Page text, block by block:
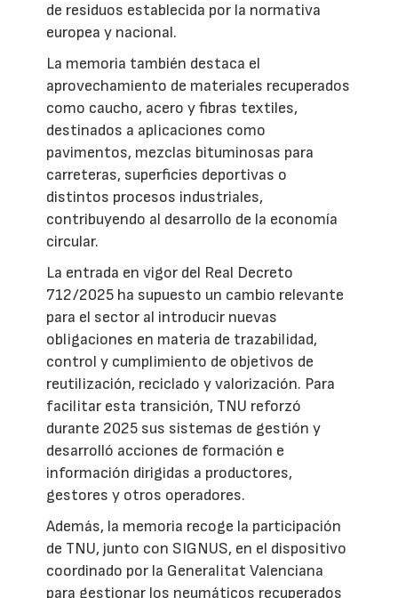
de residuos establecida por la normativa
europea y nacional.
La memoria también destaca el
aprovechamiento de materiales recuperados
como caucho, acero y fibras textiles,
destinados a aplicaciones como
pavimentos, mezclas bituminosas para
carreteras, superficies deportivas o
distintos procesos industriales,
contribuyendo al desarrollo de la economía
circular.
La entrada en vigor del Real Decreto
712/2025 ha supuesto un cambio relevante
para el sector al introducir nuevas
obligaciones en materia de trazabilidad,
control y cumplimiento de objetivos de
reutilización, reciclado y valorización. Para
facilitar esta transición, TNU reforzó
durante 2025 sus sistemas de gestión y
desarrolló acciones de formación e
información dirigidas a productores,
gestores y otros operadores.
Además, la memoria recoge la participación
de TNU, junto con SIGNUS, en el dispositivo
coordinado por la Generalitat Valenciana
para gestionar los neumáticos recuperados